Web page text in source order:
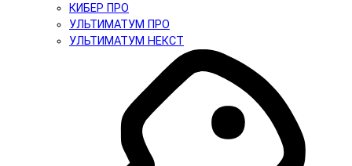
КИБЕР ПРО
УЛЬТИМАТУМ ПРО
УЛЬТИМАТУМ НЕКСТ